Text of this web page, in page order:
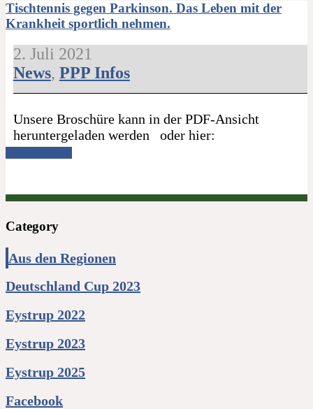
Tischtennis gegen Parkinson. Das Leben mit der
Krankheit sportlich nehmen.
2. Juli 2021
News, PPP Infos
Unsere Broschüre kann in der PDF-Ansicht
heruntergeladen werden oder hier:
Category
Aus den Regionen
Deutschland Cup 2023
Eystrup 2022
Eystrup 2023
Eystrup 2025
Facebook